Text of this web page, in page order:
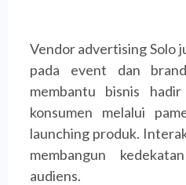
Vendor advertising Solo
pada event dan
membantu bisnis
konsumen melalui
launching produk.
membangun
audiens.